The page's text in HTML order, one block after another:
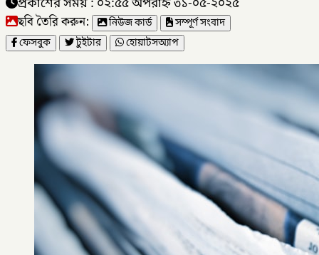
প্রকাশের সময় : ০২:৫৫ অপরাহ্ন ৩১-০৫-২০২৫
ছবি তৈরি করুন: নিউজ কার্ড
সম্পূর্ণ সংবাদ
ফেসবুক
টুইটার হোয়াটসঅ্যাপ